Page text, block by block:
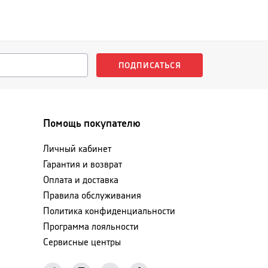
ПОДПИСАТЬСЯ
Помощь покупателю
Личный кабинет
Гарантия и возврат
Оплата и доставка
Правила обслуживания
Политика конфиденциальности
Программа лояльности
Сервисные центры